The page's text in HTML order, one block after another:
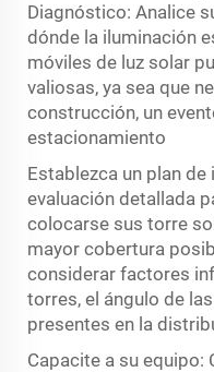
Diagnóstico: Analice
dónde la iluminación
móviles de luz solar
valiosas, ya sea que
construcción, un
estacionamiento
Establezca un plan
evaluación detallada
colocarse sus torre
mayor cobertura
considerar factores
torres, el ángulo de
presentes en la
Capacite a su equipo: